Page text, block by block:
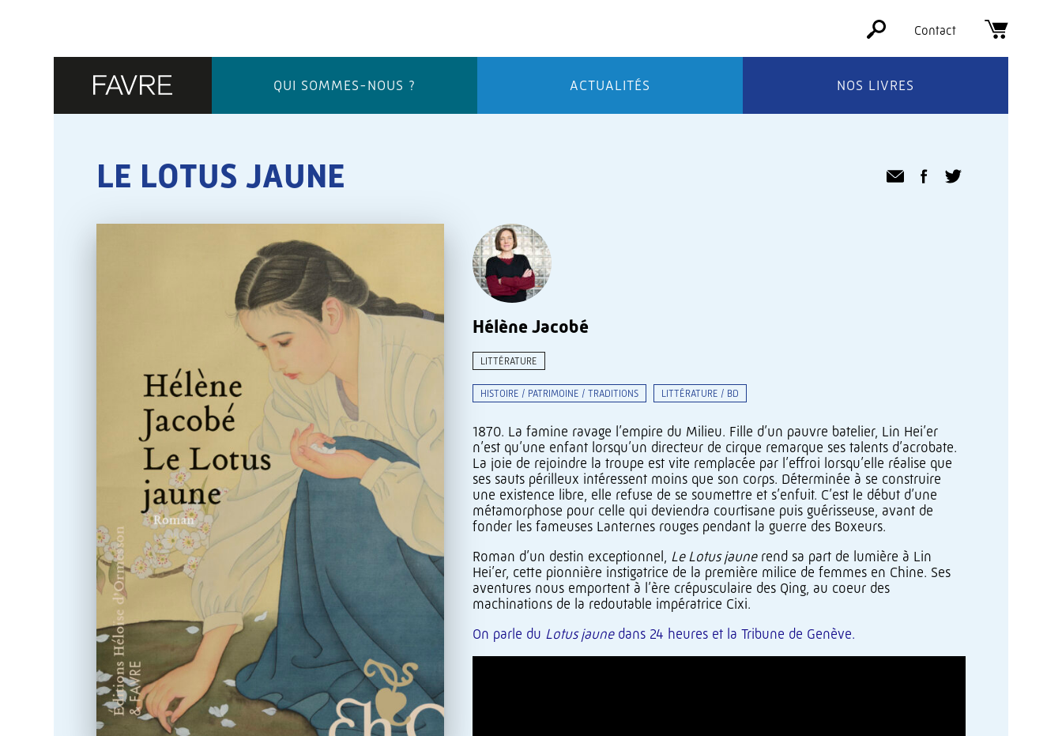
QUI SOMMES-NOUS ? ACTUALITÉS NOS LIVRES
Contact
LE LOTUS JAUNE
Hélène Jacobé
LITTÉRATURE
HISTOIRE / PATRIMOINE / TRADITIONS LITTÉRATURE / BD
1870. La famine ravage l’empire du Milieu. Fille d’un pauvre batelier, Lin Hei’er
n’est qu’une enfant lorsqu’un directeur de cirque remarque ses talents d’acrobate.
La joie de rejoindre la troupe est vite remplacée par l’effroi lorsqu’elle réalise que
ses sauts périlleux intéressent moins que son corps. Déterminée à se construire
une existence libre, elle refuse de se soumettre et s’enfuit. C’est le début d’une
métamorphose pour celle qui deviendra courtisane puis guérisseuse, avant de
fonder les fameuses Lanternes rouges pendant la guerre des Boxeurs.
Roman d’un destin exceptionnel, Le Lotus jaunerend sa part de lumière à Lin
Hei’er, cette pionnière instigatrice de la première milice de femmes en Chine. Ses
aventures nous emportent à l’ère crépusculaire des Qing, au coeur des
machinations de la redoutable impératrice Cixi.
On parle du Lotus jaunedans 24 heures et la Tribune de Genève.